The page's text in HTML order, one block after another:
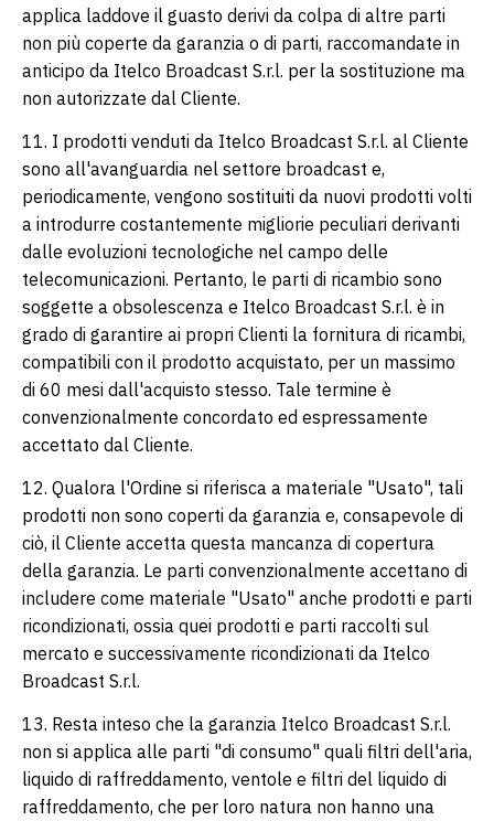
applica laddove il guasto derivi da colpa di altre parti
non più coperte da garanzia o di parti, raccomandate in
anticipo da Itelco Broadcast S.r.l. per la sostituzione ma
non autorizzate dal Cliente.
11. I prodotti venduti da Itelco Broadcast S.r.l. al Cliente
sono all'avanguardia nel settore broadcast e,
periodicamente, vengono sostituiti da nuovi prodotti volti
a introdurre costantemente migliorie peculiari derivanti
dalle evoluzioni tecnologiche nel campo delle
telecomunicazioni. Pertanto, le parti di ricambio sono
soggette a obsolescenza e Itelco Broadcast S.r.l. è in
grado di garantire ai propri Clienti la fornitura di ricambi,
compatibili con il prodotto acquistato, per un massimo
di 60 mesi dall'acquisto stesso. Tale termine è
convenzionalmente concordato ed espressamente
accettato dal Cliente.
12. Qualora l'Ordine si riferisca a materiale "Usato", tali
prodotti non sono coperti da garanzia e, consapevole di
ciò, il Cliente accetta questa mancanza di copertura
della garanzia. Le parti convenzionalmente accettano di
includere come materiale "Usato" anche prodotti e parti
ricondizionati, ossia quei prodotti e parti raccolti sul
mercato e successivamente ricondizionati da Itelco
Broadcast S.r.l.
13. Resta inteso che la garanzia Itelco Broadcast S.r.l.
non si applica alle parti "di consumo" quali filtri dell'aria,
liquido di raffreddamento, ventole e filtri del liquido di
raffreddamento, che per loro natura non hanno una